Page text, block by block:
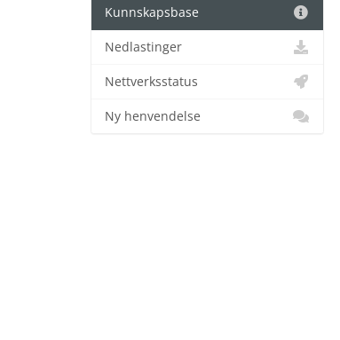
Kunnskapsbase
Nedlastinger
Nettverksstatus
Ny henvendelse